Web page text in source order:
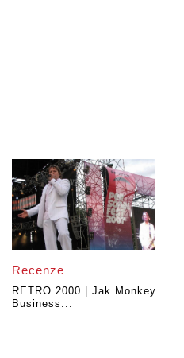
Recenze
RETRO 2000 | Jak Monkey
Business...